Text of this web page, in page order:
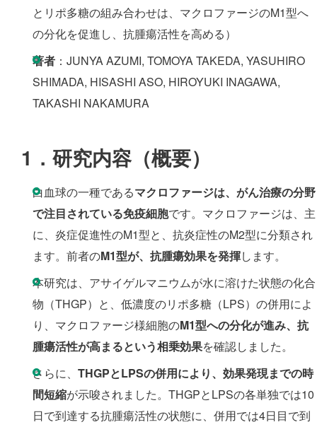
とリポ多糖の組み合わせは、マクロファージのM1型へ
の分化を促進し、抗腫瘍活性を高める）
著者 ：JUNYA AZUMI, TOMOYA TAKEDA, YASUHIRO
SHIMADA, HISASHI ASO, HIROYUKI INAGAWA,
TAKASHI NAKAMURA
1．研究内容（概要）
白血球の一種であるマクロファージは、がん治療の分野
で注目されている免疫細胞です。マクロファージは、主
に、炎症促進性のM1型と、抗炎症性のM2型に分類され
ます。前者のM1型が、抗腫瘍効果を発揮します。
本研究は、アサイゲルマニウムが水に溶けた状態の化合
物（THGP）と、低濃度のリポ多糖（LPS）の併用によ
り、マクロファージ様細胞のM1型への分化が進み、抗
腫瘍活性が高まるという相乗効果を確認しました。
さらに、 THGPとLPSの併用により、効果発現までの時
間短縮が示唆されました。THGPとLPSの各単独では10
日で到達する抗腫瘍活性の状態に、併用では4日目で到